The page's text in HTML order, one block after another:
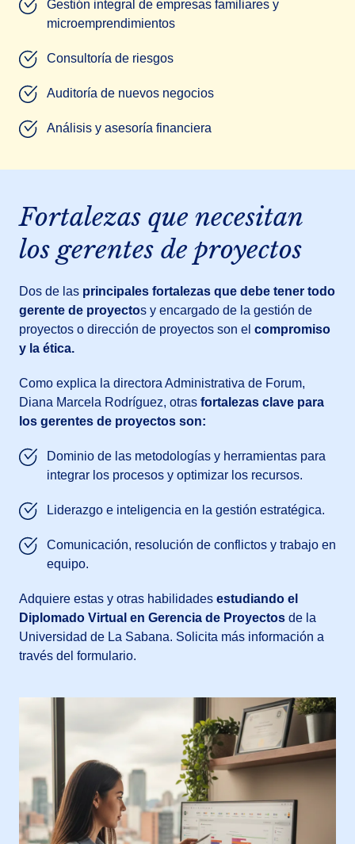
Gestión integral de empresas familiares y
microemprendimientos
Consultoría de riesgos
Auditoría de nuevos negocios
Análisis y asesoría financiera
Fortalezas que necesitan
los gerentes de proyectos
Dos de las principales fortalezas que debe tener todo
gerente de proyectos y encargado de la gestión de
proyectos o dirección de proyectos son el compromiso
y la ética.
Como explica la directora Administrativa de Forum,
Diana Marcela Rodríguez, otras fortalezas clave para
los gerentes de proyectos son:
Dominio de las metodologías y herramientas para
integrar los procesos y optimizar los recursos.
Liderazgo e inteligencia en la gestión estratégica.
Comunicación, resolución de conflictos y trabajo en
equipo.
Adquiere estas y otras habilidades estudiando el
Diplomado Virtual en Gerencia de Proyectos de la
Universidad de La Sabana. Solicita más información a
través del formulario.